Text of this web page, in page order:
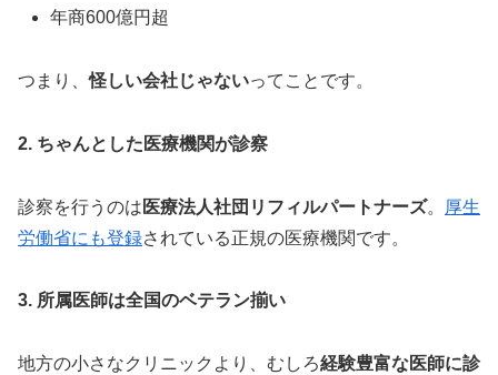
年商600億円超
つまり、怪しい会社じゃないってことです。
2. ちゃんとした医療機関が診察
診察を行うのは 医療法人社団リフィルパートナーズ。
厚生
労働省にも登録されている正規の医療機関です。
3. 所属医師は全国のベテラン揃い
地方の小さなクリニックより、むしろ経験豊富な医師に診